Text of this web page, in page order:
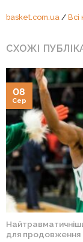
basket.com.ua/ Всі
СХОЖІ
для продовження
08
Сер